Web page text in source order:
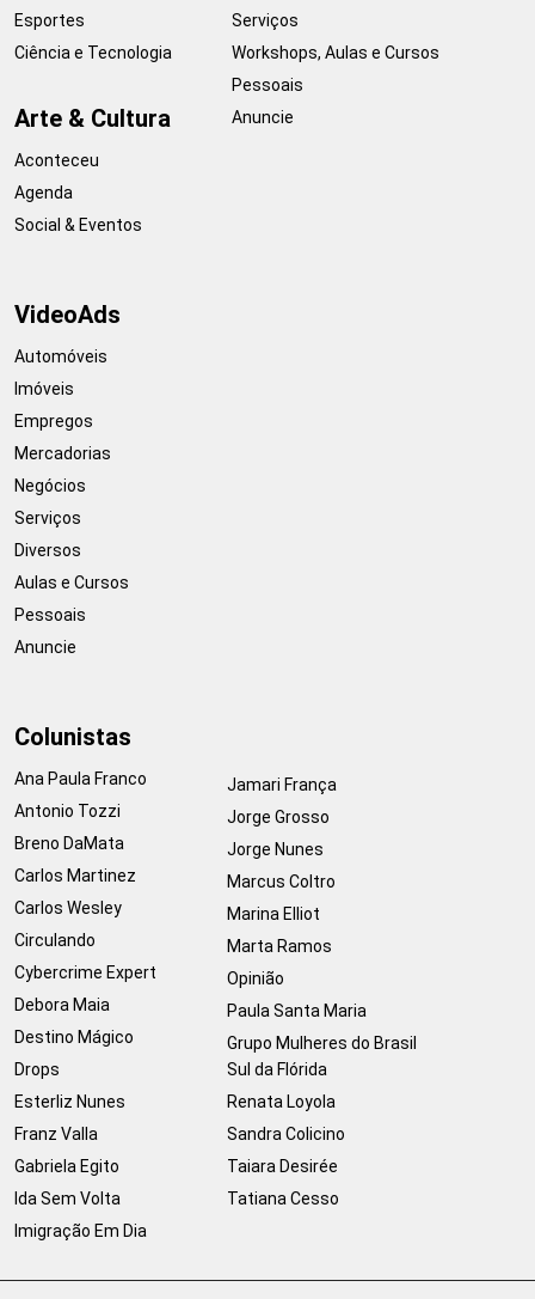
Esportes
Ciência e Tecnologia
Arte & Cultura
Aconteceu
Agenda
Social & Eventos
Serviços
Workshops, Aulas e Cursos
Pessoais
Anuncie
VideoAds
Automóveis
Imóveis
Empregos
Mercadorias
Negócios
Serviços
Diversos
Aulas e Cursos
Pessoais
Anuncie
Colunistas
Ana Paula Franco
Antonio Tozzi
Breno DaMata
Carlos Martinez
Carlos Wesley
Circulando
Cybercrime Expert
Debora Maia
Destino Mágico
Drops
Esterliz Nunes
Franz Valla
Gabriela Egito
Ida Sem Volta
Imigração Em Dia
Jamari França
Jorge Grosso
Jorge Nunes
Marcus Coltro
Marina Elliot
Marta Ramos
Opinião
Paula Santa Maria
Grupo Mulheres do Brasil
Sul da Flórida
Renata Loyola
Sandra Colicino
Taiara Desirée
Tatiana Cesso